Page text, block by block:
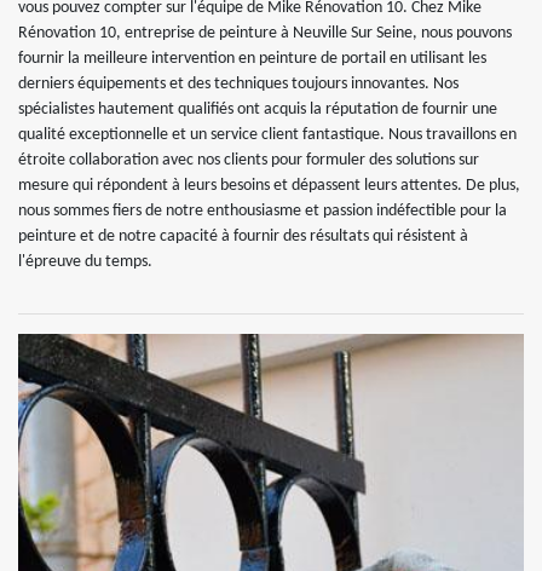
vous pouvez compter sur l'équipe de Mike Rénovation 10. Chez Mike
Rénovation 10, entreprise de peinture à Neuville Sur Seine, nous pouvons
fournir la meilleure intervention en peinture de portail en utilisant les
derniers équipements et des techniques toujours innovantes. Nos
spécialistes hautement qualifiés ont acquis la réputation de fournir une
qualité exceptionnelle et un service client fantastique. Nous travaillons en
étroite collaboration avec nos clients pour formuler des solutions sur
mesure qui répondent à leurs besoins et dépassent leurs attentes. De plus,
nous sommes fiers de notre enthousiasme et passion indéfectible pour la
peinture et de notre capacité à fournir des résultats qui résistent à
l'épreuve du temps.